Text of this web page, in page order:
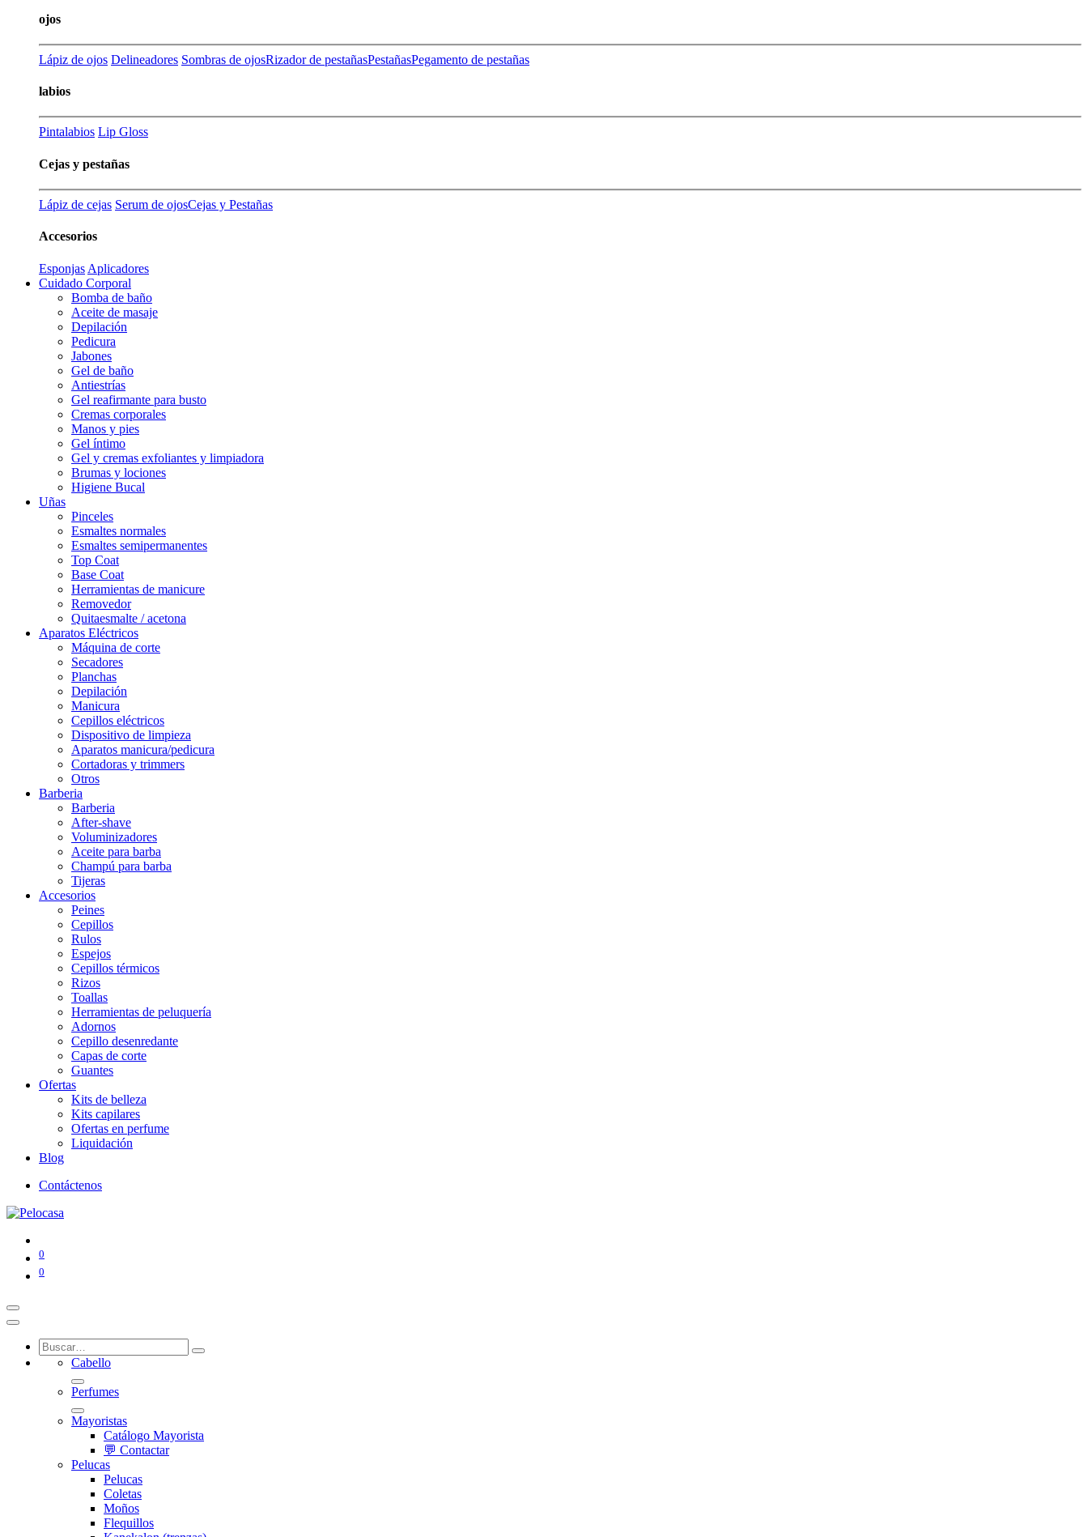
ojos
Lápiz de ojos Delineadores Sombras de ojosRizador de pestañasPestañasPegamento de pestañas
labios
Pintalabios Lip Gloss
Cejas y pestañas
Lápiz de cejas Serum de ojosCejas y Pestañas
Accesorios
Esponjas Aplicadores
Cuidado Corporal
Bomba de baño
Aceite de masaje
Depilación
Pedicura
Jabones
Gel de baño
Antiestrías
Gel reafirmante para busto
Cremas corporales
Manos y pies
Gel íntimo
Gel y cremas exfoliantes y limpiadora
Brumas y lociones
Higiene Bucal
Uñas
Pinceles
Esmaltes normales
Esmaltes semipermanentes
Top Coat
Base Coat
Herramientas de manicure
Removedor
Quitaesmalte / acetona
Aparatos Eléctricos
Máquina de corte
Secadores
Planchas
Depilación
Manicura
Cepillos eléctricos
Dispositivo de limpieza
Aparatos manicura/pedicura
Cortadoras y trimmers
Otros
Barberia
Barberia
After-shave
Voluminizadores
Aceite para barba
Champú para barba
Tijeras
Accesorios
Peines
Cepillos
Rulos
Espejos
Cepillos térmicos
Rizos
Toallas
Herramientas de peluquería
Adornos
Cepillo desenredante
Capas de corte
Guantes
Ofertas
Kits de belleza
Kits capilares
Ofertas en perfume
Liquidación
Blog
Contáctenos
0
0
Cabello
Perfumes
Mayoristas
Catálogo Mayorista
💬 Contactar
Pelucas
Pelucas
Coletas
Moños
Flequillos